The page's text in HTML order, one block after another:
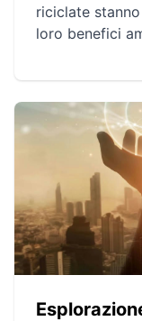
riciclate
loro benefici
offrono
mentre tessuti
l'impatto
produttive e
innovazioni
sostenibile